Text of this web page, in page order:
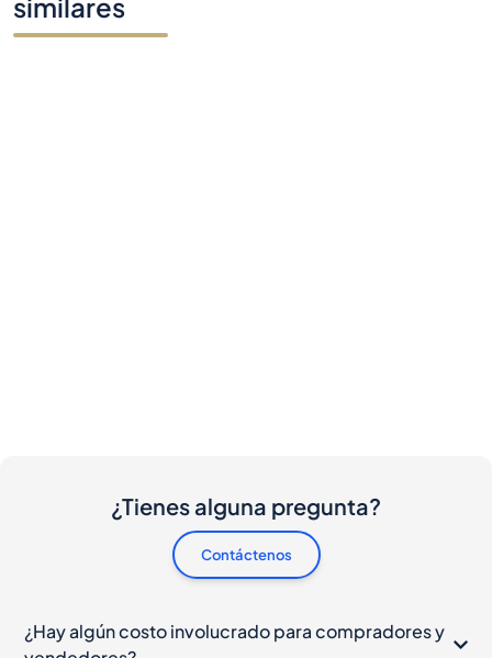
similares
¿Tienes alguna pregunta?
Contáctenos
¿Hay algún costo involucrado para compradores y